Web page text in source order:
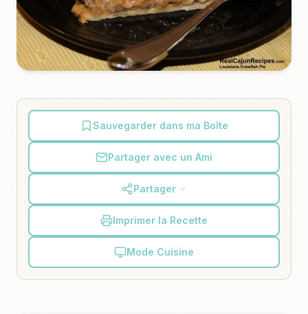
Sauvegarder dans ma Boîte
Partager avec un Ami
Partager
Imprimer la Recette
Mode Cuisine